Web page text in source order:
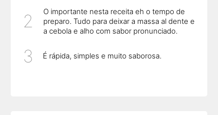
O importante nesta receita eh o tempo de
preparo. Tudo para deixar a massa al dente e
a cebola e alho com sabor pronunciado.
É rápida, simples e muito saborosa.